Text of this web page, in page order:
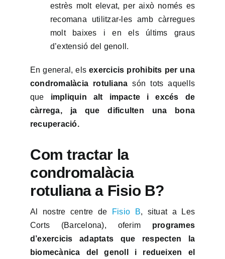
estrès molt elevat, per això només es
recomana utilitzar-les amb càrregues
molt baixes i en els últims graus
d’extensió del genoll.
En general, elsexercicis prohibits per una
condromalàcia rotuliana són tots aquells
que impliquin alt impacte i excés de
càrrega, ja que dificulten una bona
recuperació.
Com tractar la
condromalàcia
rotuliana a Fisio B?
Al nostre centre de Fisio B, situat a Les
Corts (Barcelona), oferim programes
d’exercicis adaptats que respecten la
biomecànica del genoll i redueixen el